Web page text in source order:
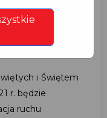
i Świętem
r. będzie
ruchu